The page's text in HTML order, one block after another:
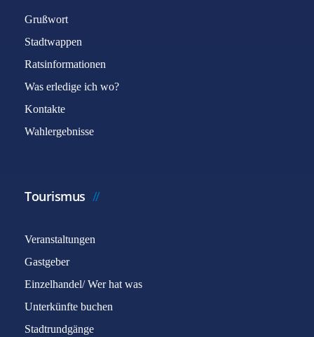
Grußwort
Stadtwappen
Ratsinformationen
Was erledige ich wo?
Kontakte
Wahlergebnisse
Tourismus
Veranstaltungen
Gastgeber
Einzelhandel/ Wer hat was
Unterkünfte buchen
Stadtrundgänge